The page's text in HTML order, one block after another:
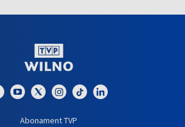
Abonament TVP